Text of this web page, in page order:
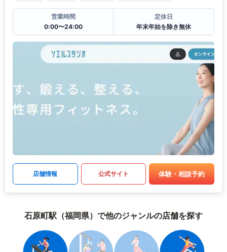
営業時間
0:00〜24:00
定休日
年末年始を除き無休
店舗情報 公式サイト 体験・相談予約
石原町駅（福岡県）で他のジャンルの店舗を探す